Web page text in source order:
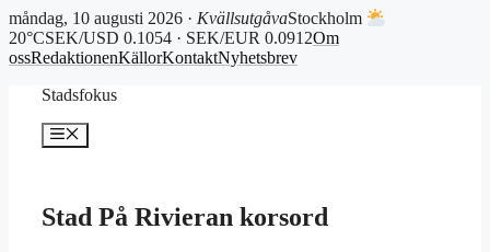
måndag, 10 augusti 2026 · KvällsutgåvaStockholm
20°CSEK/USD 0.1054 · SEK/EUR 0.0912Om
ossRedaktionenKällorKontaktNyhetsbrev
Stadsfokus
Meny
Stad På Rivieran korsord